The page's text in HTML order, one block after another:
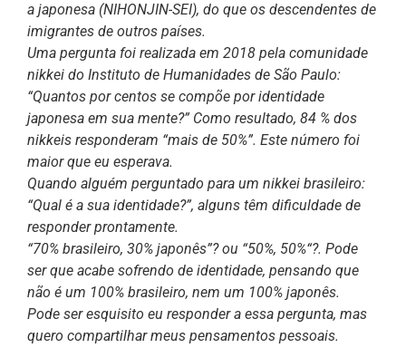
a japonesa (NIHONJIN-SEI), do que os descendentes de
imigrantes de outros países.
Uma pergunta foi realizada em 2018 pela comunidade
nikkei do Instituto de Humanidades de São Paulo:
“Quantos por centos se compõe por identidade
japonesa em sua mente?” Como resultado, 84 % dos
nikkeis responderam “mais de 50%”. Este número foi
maior que eu esperava.
Quando alguém perguntado para um nikkei brasileiro:
“Qual é a sua identidade?”, alguns têm dificuldade de
responder prontamente.
“70% brasileiro, 30% japonês”? ou “50%, 50%“?. Pode
ser que acabe sofrendo de identidade, pensando que
não é um 100% brasileiro, nem um 100% japonês.
Pode ser esquisito eu responder a essa pergunta, mas
quero compartilhar meus pensamentos pessoais.